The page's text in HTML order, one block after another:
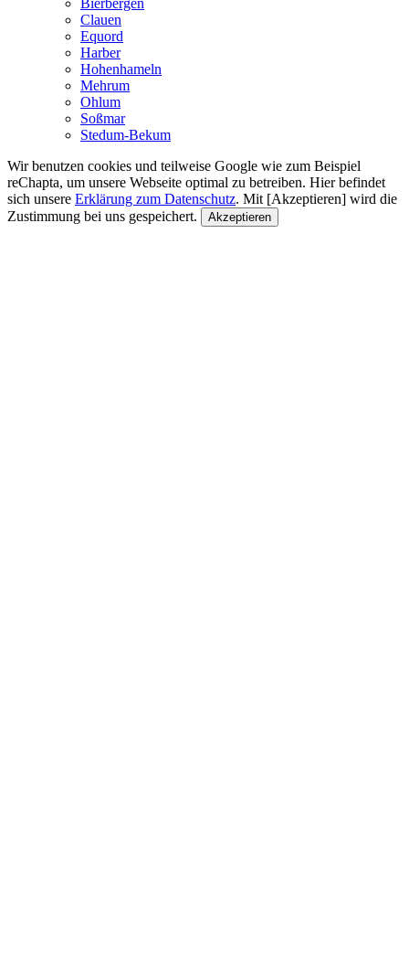
Clauen
Equord
Harber
Hohenhameln
Mehrum
Ohlum
Soßmar
Stedum-Bekum
Wir benutzen cookies und teilweise Google wie zum Beispiel
reChapta, um unsere Webseite optimal zu betreiben. Hier befindet
sich unsere Erklärung zum Datenschutz. Mit [Akzeptieren] wird die
Zustimmung bei uns gespeichert.
Akzeptieren